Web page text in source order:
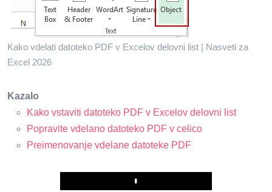
Kako vdelati datoteko PDF v Excelov delovni list | Nasveti za
Excel 2026
Kazalo
Kako vstaviti datoteko PDF v Excelov delovni list
Popravite vdelano datoteko PDF v celico
Preimenovanje vdelane datoteke PDF
Play